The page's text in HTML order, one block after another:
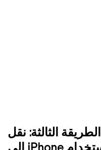
الطريقة الثالثة: نقل WhatsApp من iPhone